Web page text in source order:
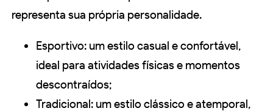
representa sua própria personalidade.
Esportivo: um estilo casual e confortável,
ideal para atividades físicas e momentos
descontraídos;
Tradicional: um estilo clássico e atemporal,